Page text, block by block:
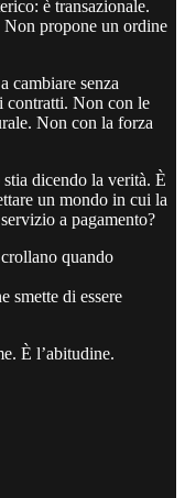
è transazionale.
Non propone un ordine
cambiare senza
contratti. Non con le
Non con la forza
dicendo la verità. È
un mondo in cui la
a pagamento?
quando
smette di essere
È l’abitudine.